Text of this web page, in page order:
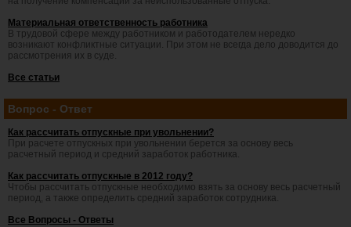
Материальная ответственность работника
В трудовой сфере между работником и работодателем нередко
возникают конфликтные ситуации. При этом не всегда дело доводится до
рассмотрения их в суде.
Все статьи
Вопрос - Ответ
Как рассчитать отпускные при увольнении?
При расчете отпускных при увольнении берется за основу весь
расчетный период и средний заработок работника.
Как рассчитать отпускные в 2012 году?
Чтобы рассчитать отпускные необходимо взять за основу весь расчетный
период, а также определить средний заработок сотрудника.
Все Вопросы - Ответы